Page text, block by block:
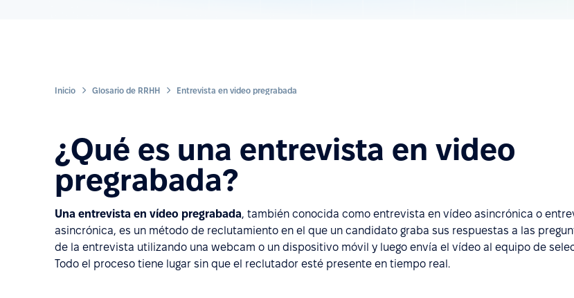
Inicio Glosario de RRHH Entrevista en video pregrabada
¿Qué es una entrevista en video
pregrabada?
Una entrevista en vídeo pregrabada, también conocida como entrevista en vídeo asincrónica o
asincrónica, es un método de reclutamiento en el que un candidato graba sus respuestas a las
de la entrevista utilizando una webcam o un dispositivo móvil y luego envía el vídeo al equipo de
Todo el proceso tiene lugar sin que el reclutador esté presente en tiempo real.